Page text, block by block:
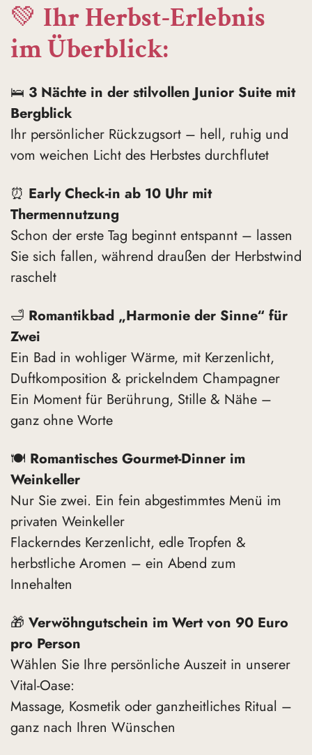
💚 Ihr Herbst-Erlebnis
im Überblick:
🛌 3 Nächte in der stilvollen Junior Suite mit
Bergblick
Ihr persönlicher Rückzugsort – hell, ruhig und
vom weichen Licht des Herbstes durchflutet
⏰ Early Check-in ab 10 Uhr mit
Thermennutzung
Schon der erste Tag beginnt entspannt – lassen
Sie sich fallen, während draußen der Herbstwind
raschelt
🛁 Romantikbad „Harmonie der Sinne“ für
Zwei
Ein Bad in wohliger Wärme, mit Kerzenlicht,
Duftkomposition & prickelndem Champagner
Ein Moment für Berührung, Stille & Nähe –
ganz ohne Worte
🍽️ Romantisches Gourmet-Dinner im
Weinkeller
Nur Sie zwei. Ein fein abgestimmtes Menü im
privaten Weinkeller
Flackerndes Kerzenlicht, edle Tropfen &
herbstliche Aromen – ein Abend zum
Innehalten
🎁 Verwöhngutschein im Wert von 90 Euro
pro Person
Wählen Sie Ihre persönliche Auszeit in unserer
Vital-Oase:
Massage, Kosmetik oder ganzheitliches Ritual –
ganz nach Ihren Wünschen